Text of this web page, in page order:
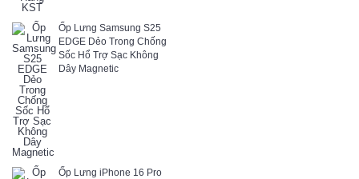
Ốp Lưng Samsung S25
EDGE Dẻo Trong Chống
Sốc Hổ Trợ Sạc Không
Dây Magnetic
Ốp Lưng iPhone 16 Pro